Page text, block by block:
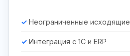
Неограниченные исходящие
Интеграция с 1С и ERP